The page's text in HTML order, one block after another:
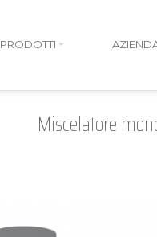
PRODOTTI
Miscelatore